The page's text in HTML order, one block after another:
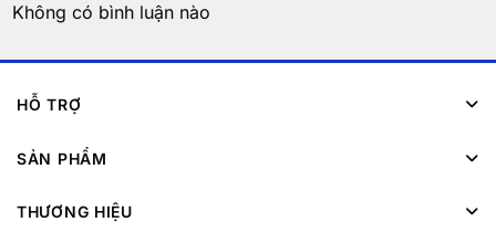
Không có bình luận nào
HỖ TRỢ
SẢN PHẨM
THƯƠNG HIỆU